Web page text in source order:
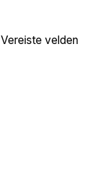
Vereiste velden